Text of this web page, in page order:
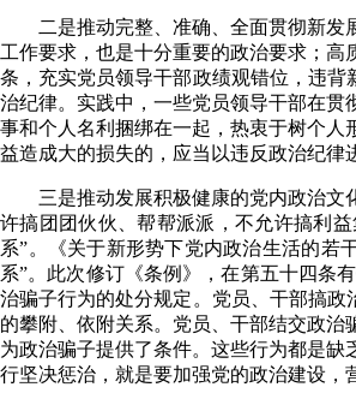
二是推动完整、准确、全面贯彻新
工作要求，也是十分重要的政治要求；
条，充实党员领导干部政绩观错位，违背
治纪律。实践中，一些党员领导干部在
事和个人名利捆绑在一起，热衷于树个
益造成大的损失的，应当以违反政治纪
三是推动发展积极健康的党内政治
许搞团团伙伙、帮帮派派，不允许搞利
系”。《关于新形势下党内政治生活的若
系”。此次修订《条例》，在第五十四条
治骗子行为的处分规定。党员、干部搞政
的攀附、依附关系。党员、干部结交政
为政治骗子提供了条件。这些行为都是
行坚决惩治，就是要加强党的政治建设